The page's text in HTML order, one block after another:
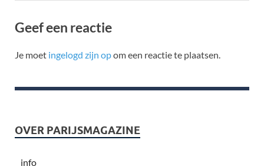
Geef een reactie
Je moet ingelogd zijn opom een reactie te plaatsen.
OVER PARIJSMAGAZINE
info